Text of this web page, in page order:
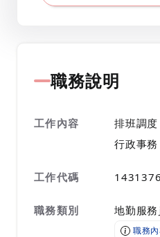
職務說明
工作內容
排班調度
行政事務
工作代碼
職務類別 地勤服務
職務